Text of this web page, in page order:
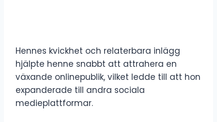
Hennes kvickhet och relaterbara inlägg
hjälpte henne snabbt att attrahera en
växande onlinepublik, vilket ledde till att hon
expanderade till andra sociala
medieplattformar.